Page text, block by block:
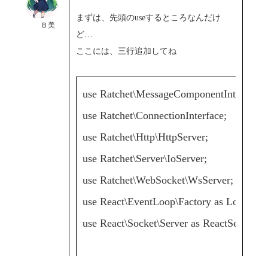
Ｂ美
まずは、先頭のuseするところなんだけ
ど…
ここには、三行追加してね
use Ratchet\MessageComponentInterface;
use Ratchet\ConnectionInterface;
use Ratchet\Http\HttpServer;
use Ratchet\Server\IoServer;
use Ratchet\WebSocket\WsServer;
use React\EventLoop\Factory as
use React\Socket\Server as ReactServer;